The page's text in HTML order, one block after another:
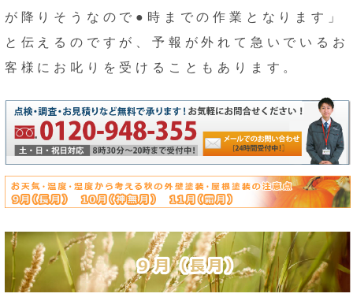
が降りそうなので●時までの作業となります」
と伝えるのですが、予報が外れて急いでいるお
客様にお叱りを受けることもあります。